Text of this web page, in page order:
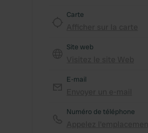
Carte
Site web
E-mail
Numéro de téléphone